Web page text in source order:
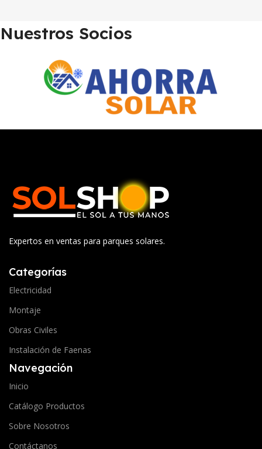
Nuestros Socios
Expertos en ventas para parques solares.
Categorías
Electricidad
Montaje
Obras Civiles
Instalación de Faenas
Navegación
Inicio
Catálogo Productos
Sobre Nosotros
Contáctanos